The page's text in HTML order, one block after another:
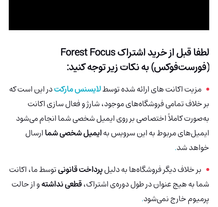
لطفا قبل از خرید اشتراکForest Focus
(فورست‌فوکس)به نکات زیر توجه کنید:
مزیت اکانت های ارائه شده توسطلایسنس مارکتدر این است که
بر خلاف تمامی فروشگاه‌های موجود، شارژ و فعال سازی اکانت
به‌صورت کاملاً اختصاصی بر روی ایمیل شخصی شما انجام می‌شود
ایمیل‌های مربوط به این سرویس بهایمیل شخصی شماارسال
خواهد شد.
بر خلاف دیگر فروشگاه‌ها به دلیلپرداخت قانونیتوسط ما، اکانت
شما به هیچ عنوان در طول دوره‌ی اشتراک،قطعی نداشتهو از حالت
پرمیوم خارج نمی‌شود.